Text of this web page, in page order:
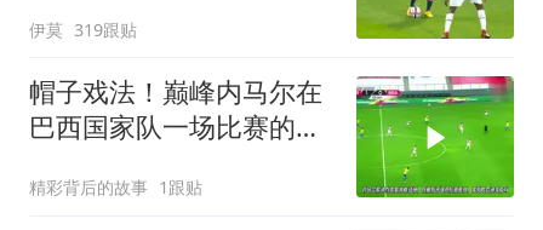
伊莫 319跟贴
帽子戏法！巅峰内马尔在
巴西国家队一场比赛的集
精彩背后的故事 1跟贴